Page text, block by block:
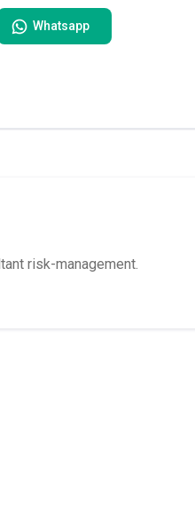
Whatsapp
risk-management.